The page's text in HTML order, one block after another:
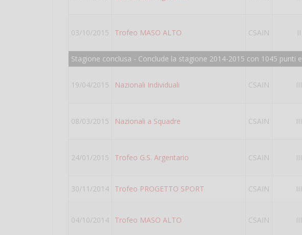
03/10/2015 Trofeo MASO ALTO CSAIN II
Stagione conclusa - Conclude la stagione 2014-2015 con 1045 punti e
19/04/2015 Nazionali Individuali CSAIN III
08/03/2015 Nazionali a Squadre CSAIN III
24/01/2015 Trofeo G.S. Argentario CSAIN III
30/11/2014 Trofeo PROGETTO SPORT CSAIN III
04/10/2014 Trofeo MASO ALTO CSAIN III